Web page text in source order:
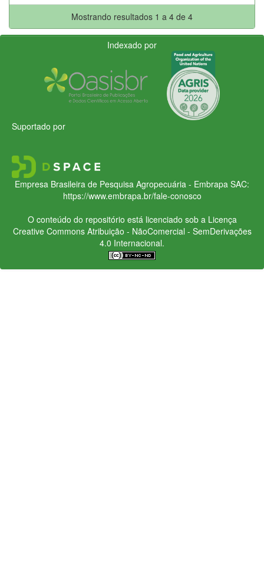
Mostrando resultados 1 a 4 de 4
Indexado por
Suportado por
Empresa Brasileira de Pesquisa Agropecuária - Embrapa SAC:
https://www.embrapa.br/fale-conosco
O conteúdo do repositório está licenciado sob a Licença
Creative CommonsAtribuição - NãoComercial - SemDerivações
4.0 Internacional.